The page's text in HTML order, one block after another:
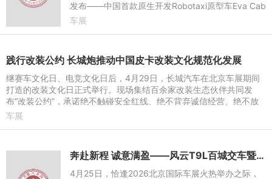
发布——中国首款原生开发Robotaxi原型车Eva Cab
正式亮相。依托全域AI 2.0技术体系、开放协同的创
车展
践行改装公约 长城炮推动中国皮卡改装文化规范化发展
继赛车文化日、电竞文化日后，4月29日，长城汽车在北京车展期间
打造的改装文化日正式举行。现场集结百余家改装生态伙伴共同发
布“改装公约”，承诺绝不触碰安全红线、绝不背弃诚信经营、绝不放
任售后缺位，凝聚行业共
车展
奔赴新程 诚意满盈——风云T9L百城交车暨首批车主交付仪式圆满举行
4月25日，恰逢2026北京国际车展火热举办之际，